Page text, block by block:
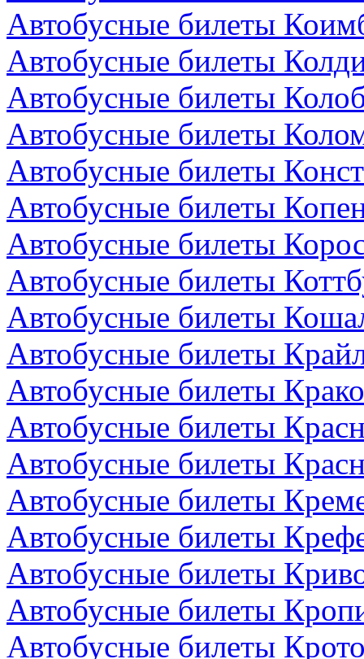
Автобусные билеты
Автобусные билеты
Автобусные билеты
Автобусные билеты
Автобусные билеты
Автобусные билеты
Автобусные билеты
Автобусные билеты
Автобусные билеты
Автобусные билеты
Автобусные билеты
Автобусные билеты
Автобусные билеты
Автобусные билеты
Автобусные билеты
Автобусные билеты
Автобусные билеты
Автобусные билеты